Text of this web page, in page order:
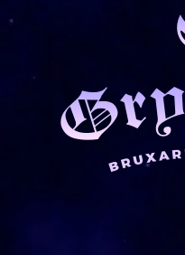
QUEM SOU